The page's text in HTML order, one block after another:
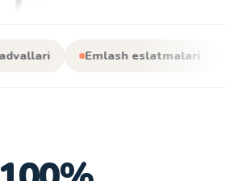
Emlash eslatmalari